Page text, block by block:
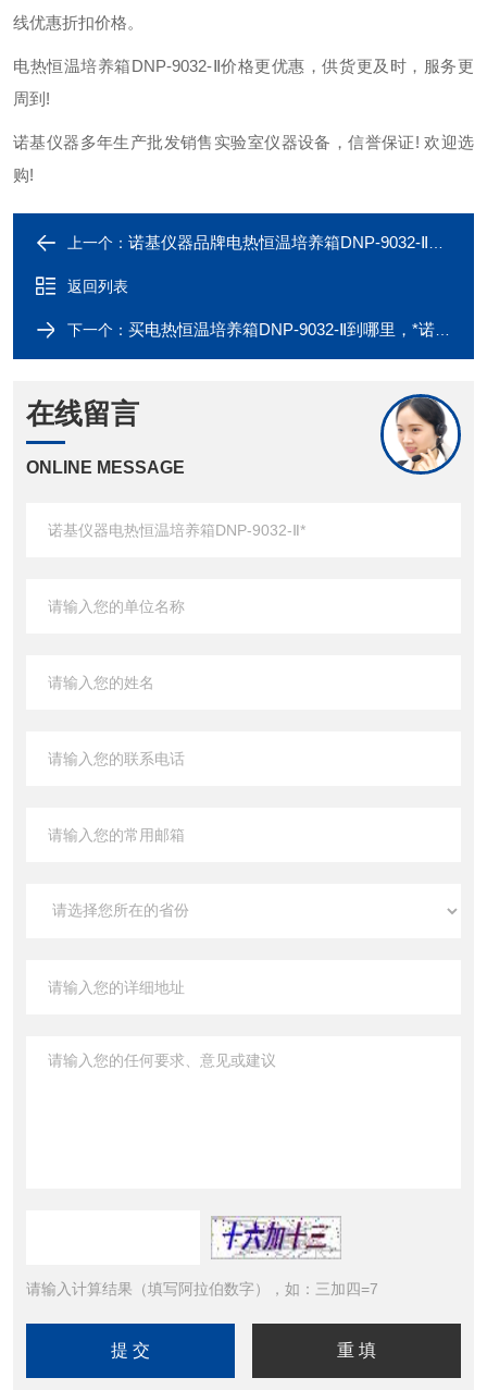
线优惠折扣价格。
电热恒温培养箱DNP-9032-Ⅱ价格更优惠，供货更及时，服务更
周到!
诺基仪器多年生产批发销售实验室仪器设备，信誉保证! 欢迎选
购!
上一个： 诺基仪器品牌电热恒温培养箱DNP-9032-Ⅱ可比进口产品
返回列表
下一个： 买电热恒温培养箱DNP-9032-Ⅱ到哪里，*诺基仪器
在线留言
ONLINE MESSAGE
请输入计算结果（填写阿拉伯数字），如：三加四=7